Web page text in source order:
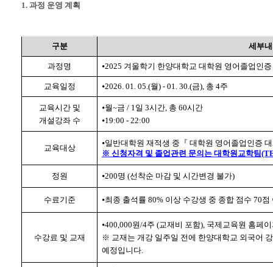
1. 과정 운영 계획
구분 세부
과정명 ⦁2025 겨울학기 한양대학교 대학원 영어졸업인
교육일정 ⦁2026. 01. 05.(월) - 01. 30.(금), 총 4주
교육시간 및
개설강좌 수
⦁월~금 / 1일 3시간, 총 60시간
⦁19:00 - 22:00
교육대상
⦁일반대학원 재적생 중『 대학원 영어졸업인증
※ 신청자격 및 졸업관련 문의는 대학원교학팀
정원 ⦁200명 (선착순 마감 및 시간변경 불가)
수료기준 ⦁최종 출석률 80% 이상 수강생 중 종합 점수 70점
수강료 및 교재
⦁400,000원/4주 (교재비 포함), 국제교육원 홈페
※ 교재는 개강 일주일 전에 한양대학교 외국어
예정입니다.